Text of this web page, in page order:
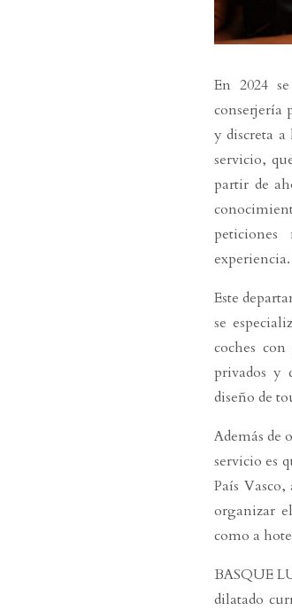
En 2024
conserjería
y discreta a
servicio,
partir de
peticiones
experiencia.
Este
se
coches
privados y
diseño de
Además de
servicio es
País
organizar
como a
BASQUE
dilatado